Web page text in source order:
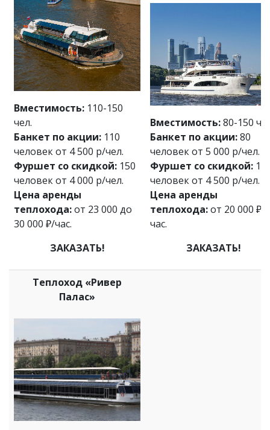
Вместимость: 110-150
чел.
Банкет по акции: 110
человек от 4 500 р/чел.
Фуршет со скидкой: 150
человек от 4 000 р/чел.
Цена аренды
теплохода:от 23 000 до
30 000 ₽/час.
ЗАКАЗАТЬ!
Вместимость:80-150
Банкет по акции:80
человек от 5 000 р/чел.
Фуршет со скидкой:
человек от 4 500 р/чел.
Цена аренды
теплохода:от 20 000 ₽/
час.
ЗАКАЗАТЬ!
Теплоход «Ривер
Палас»